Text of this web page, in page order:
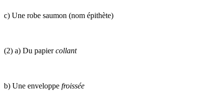
c) Une robe saumon (nom épithète)
(2) a) Du papiercollant
b) Une enveloppe froissée